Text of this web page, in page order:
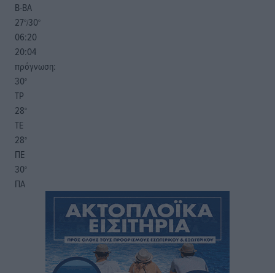
Β-ΒΑ
27°/30°
06:20
20:04
πρόγνωση:
30°
ΤΡ
28°
ΤΕ
28°
ΠΕ
30°
ΠΑ